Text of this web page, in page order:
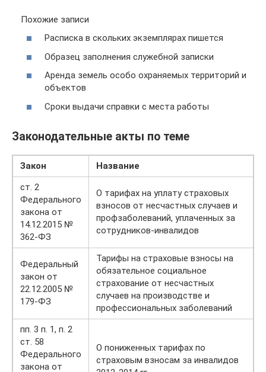
Похожие записи
Расписка в скольких экземплярах пишется
Образец заполнения служебной записки
Аренда земель особо охраняемых территорий и
объектов
Сроки выдачи справки с места работы
Законодательные акты по теме
Закон
Название
ст. 2
Федерального
закона от
14.12.2015 №
362-ФЗ
О тарифах на уплату страховых
взносов от несчастных случаев и
профзаболеваний, уплаченных за
сотрудников-инвалидов
Федеральный
закон от
22.12.2005 №
179-ФЗ
Тарифы на страховые взносы на
обязательное социальное
страхование от несчастных
случаев на производстве и
профессиональных заболеваний
пп. 3 п. 1, п. 2
ст. 58
Федерального
закона от
О пониженных тарифах по
страховым взносам за инвалидов